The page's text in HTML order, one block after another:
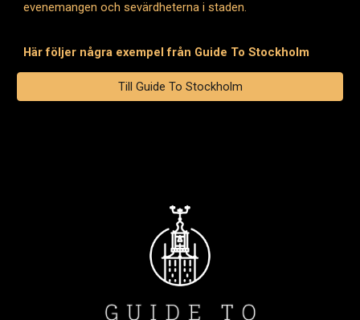
evenemangen och sevärdheterna i staden.
Här följer några exempel från Guide To Stockholm
Till Guide To Stockholm